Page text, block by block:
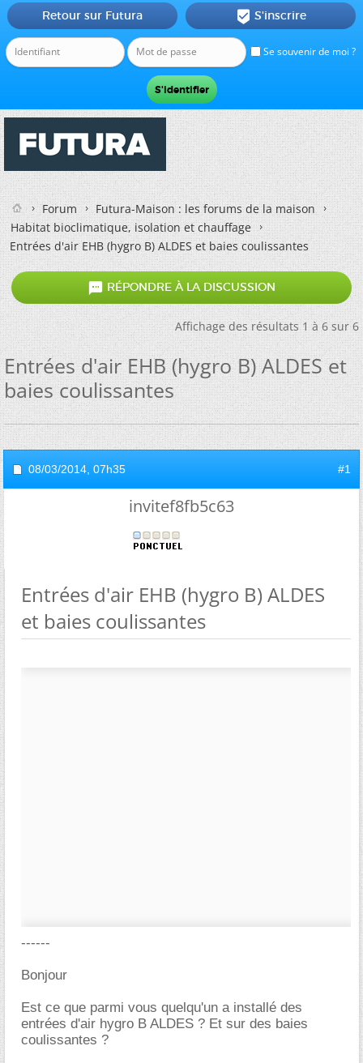
Se souvenir de moi ?
Retour sur Futura  S'inscrire
Forum
Futura-Maison : les forums de la maison
Habitat bioclimatique, isolation et chauffage
Entrées d'air EHB (hygro B) ALDES et baies coulissantes
 RÉPONDRE À LA DISCUSSION
Affichage des résultats 1 à 6 sur 6
Entrées d'air EHB (hygro B) ALDES et
baies coulissantes
08/03/2014, 07h35 #1
invitef8fb5c63
Entrées d'air EHB (hygro B) ALDES
et baies coulissantes
------
Bonjour
Est ce que parmi vous quelqu'un a installé des
entrées d'air hygro B ALDES ? Et sur des baies
coulissantes ?